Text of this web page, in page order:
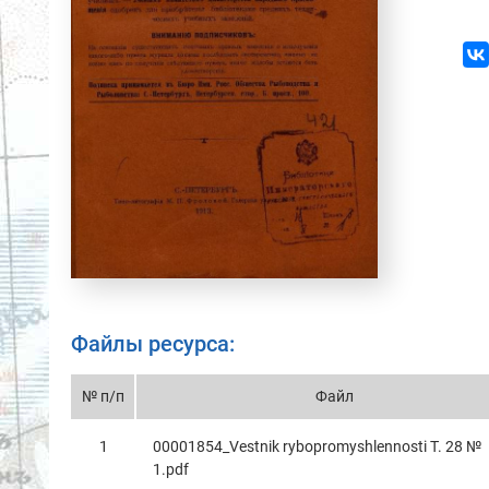
Файлы ресурса:
№ п/п Файл
1
00001854_Vestnik rybopromyshlennosti T. 28 №
1.pdf